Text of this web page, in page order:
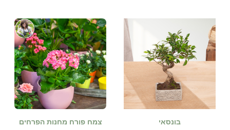
צמח פורח מחנות הפרחים
בונסאי